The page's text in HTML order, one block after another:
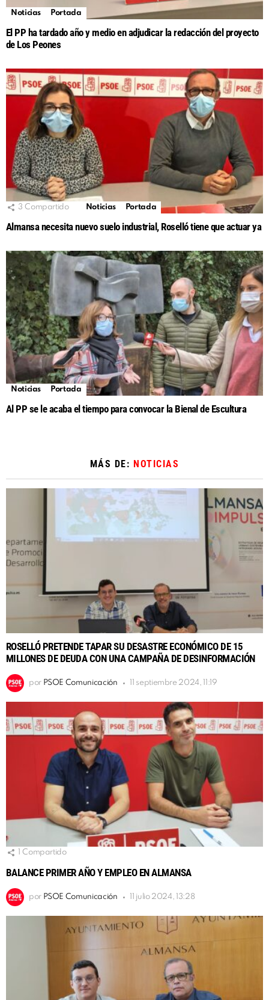
Noticias Portada
El PP ha tardado año y medio en adjudicar la redacción del proyecto
de Los Peones
3 Compartido Noticias Portada
Almansa necesita nuevo suelo industrial, Roselló tiene que actuar ya
Noticias Portada
Al PP se le acaba el tiempo para convocar la Bienal de Escultura
MÁS DE: NOTICIAS
ROSELLÓ PRETENDE TAPAR SU DESASTRE ECONÓMICO DE 15
MILLONES DE DEUDA CON UNA CAMPAÑA DE DESINFORMACIÓN
por PSOE Comunicación 11 septiembre 2024, 11:19
Compartido
BALANCE PRIMER AÑO Y EMPLEO EN ALMANSA
por PSOE Comunicación 11 julio 2024, 13:28